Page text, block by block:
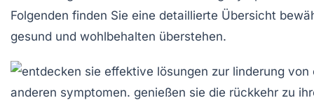
Folgenden finden Sie eine detaillierte Übersicht
gesund und wohlbehalten überstehen.